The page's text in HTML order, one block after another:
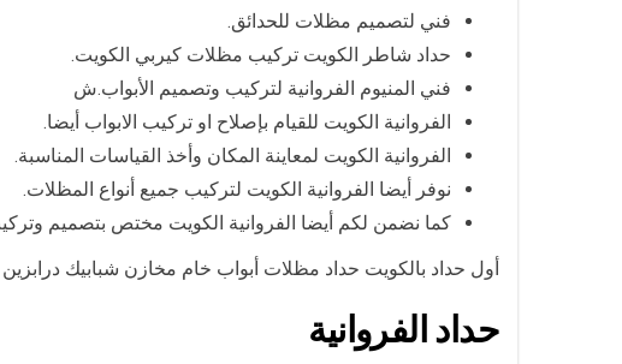
فني لتصميم مظلات للحدائق.
حداد شاطر الكويت تركيب مظلات كيربي الكويت.
فني المنيوم الفروانية لتركيب وتصميم الأبواب.ش
الفروانية الكويت للقيام بإصلاح او تركيب الابواب أيضا.
الفروانية الكويت لمعاينة المكان وأخذ القياسات المناسبة.
نوفر أيضا الفروانية الكويت لتركيب جميع أنواع المظلات.
كما نضمن لكم أيضا الفروانية الكويت مختص بتصميم
أول حداد بالكويت حداد مظلات أبواب خام مخازن شبابيك
حداد الفروانية